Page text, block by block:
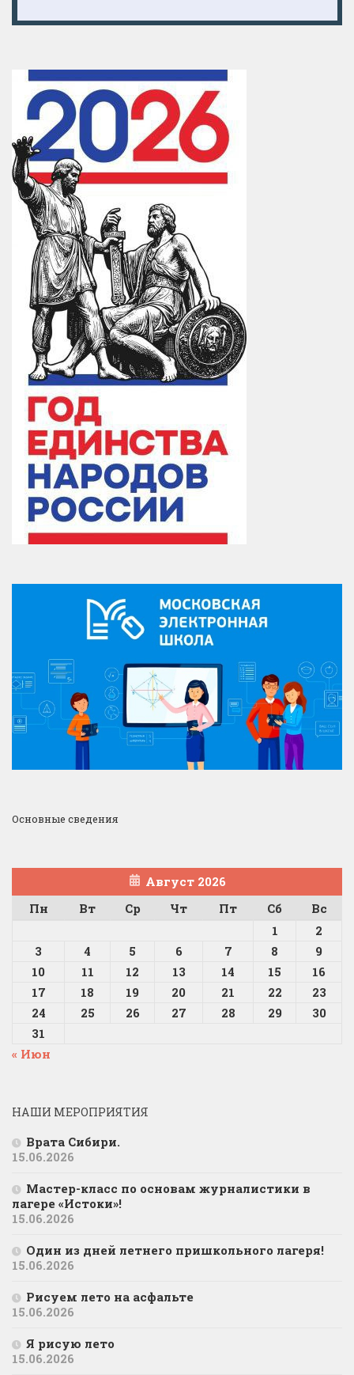
Основные сведения
Август 2026
Пн
Вт Ср Чт Пт Сб
Вс
1
2
3
4 5 6 7 8
9
10
11 12 13 14 15
16
17
18 19 20 21 22
23
24
25 26 27 28 29
30
31
« Июн
НАШИ МЕРОПРИЯТИЯ
Врата Сибири.
15.06.2026
Мастер-класс по основам журналистики в
лагере «Истоки»!
15.06.2026
Один из дней летнего пришкольного лагеря!
15.06.2026
Рисуем лето на асфальте
15.06.2026
Я рисую лето
15.06.2026